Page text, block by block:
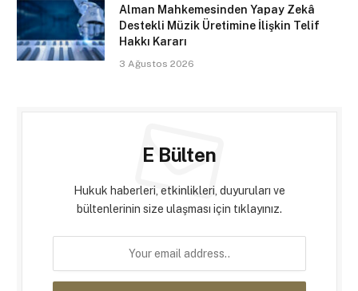
Alman Mahkemesinden Yapay Zekâ
Destekli Müzik Üretimine İlişkin Telif
Hakkı Kararı
3 Ağustos 2026
E Bülten
Hukuk haberleri, etkinlikleri, duyuruları ve
bültenlerinin size ulaşması için tıklayınız.